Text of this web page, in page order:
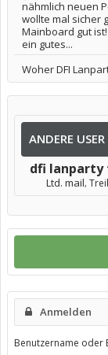
nähmlich neuen
wollte mal sicher
Mainboard gut
ein gutes...
Woher DFI
dfi lanparty
Ltd. mail,
Anmelden
Benutzername oder